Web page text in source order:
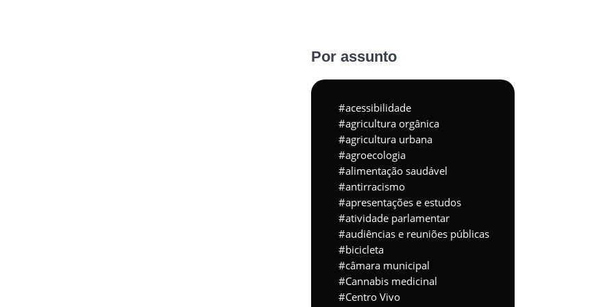
Por assunto
acessibilidade
agricultura orgânica
agricultura urbana
agroecologia
alimentação saudável
antirracismo
apresentações e estudos
atividade parlamentar
audiências e reuniões públicas
bicicleta
câmara municipal
Cannabis medicinal
Centro Vivo